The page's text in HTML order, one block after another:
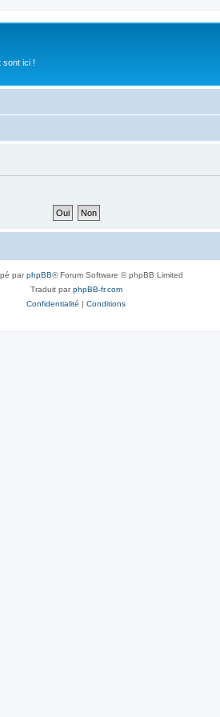
sont ici !
parphpBB® Forum Software © phpBB Limited
Traduit parphpBB-fr.com
Confidentialité | Conditions